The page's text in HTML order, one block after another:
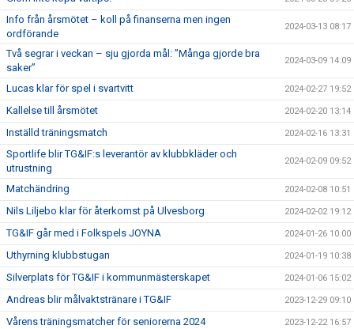
Info från årsmötet – koll på finanserna men ingen
ordförande
2024-03-13 08:17
Två segrar i veckan – sju gjorda mål: ”Många gjorde bra
saker”
2024-03-09 14:09
Lucas klar för spel i svartvitt 2024-02-27 19:52
Kallelse till årsmötet 2024-02-20 13:14
Inställd träningsmatch 2024-02-16 13:31
Sportlife blir TG&IF:s leverantör av klubbkläder och
utrustning
2024-02-09 09:52
Matchändring 2024-02-08 10:51
Nils Liljebo klar för återkomst på Ulvesborg 2024-02-02 19:12
TG&IF går med i Folkspels JOYNA 2024-01-26 10:00
Uthyrning klubbstugan 2024-01-19 10:38
Silverplats för TG&IF i kommunmästerskapet 2024-01-06 15:02
Andreas blir målvaktstränare i TG&IF 2023-12-29 09:10
Vårens träningsmatcher för seniorerna 2024 2023-12-22 16:57